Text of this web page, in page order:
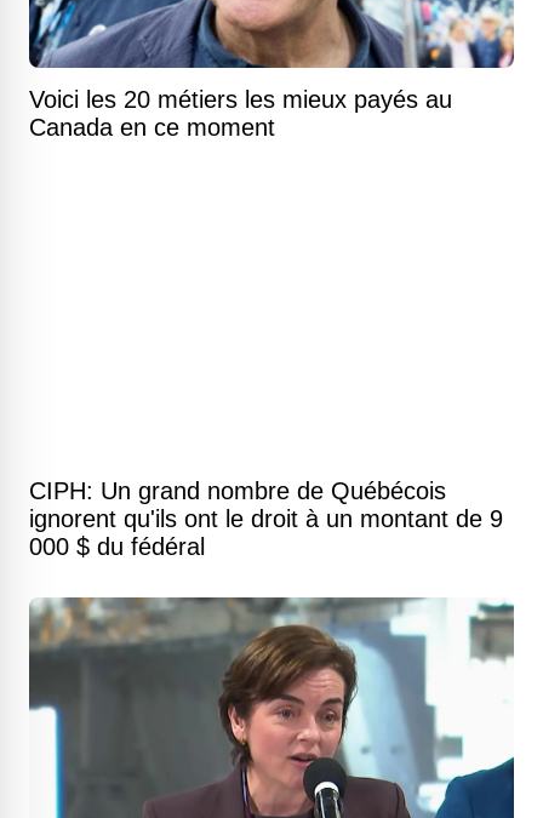
Voici les 20 métiers les mieux payés au
Canada en ce moment
CIPH: Un grand nombre de Québécois
ignorent qu'ils ont le droit à un montant de 9
000 $ du fédéral